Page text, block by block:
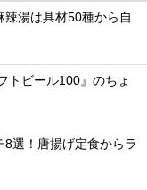
湯は具材50種から自
トビール100』のちょ
8選！唐揚げ定食からラ